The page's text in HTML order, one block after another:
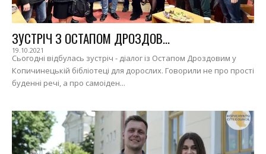
ЗУСТРІЧ З ОСТАПОМ ДРОЗДОВ...
19.10.2021
Сьогодні відбулась зустріч - діалог із Остапом Дроздовим у
Копичинецькій бібліотеці для дорослих. Говорили не про прості
буденні речі, а про самоіден...